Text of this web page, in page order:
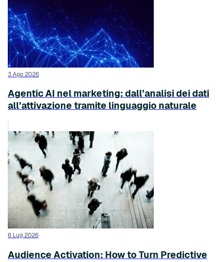
3 Ago 2026
Agentic AI nel marketing: dall’analisi dei dati
all’attivazione tramite linguaggio naturale
6 Lug 2026
Audience Activation: How to Turn Predictive